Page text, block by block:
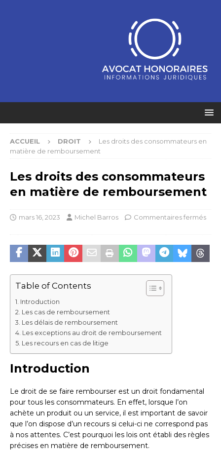
ACCUEIL DROIT
Les droits des consommateurs en
matière de remboursement
Les droits des consommateurs
en matière de remboursement
mars 16, 2023 Michel Barros Commentaires fermés
Table of Contents
Introduction
Les cas de remboursement
Les délais de remboursement
Les exceptions au droit de remboursement
Les recours en cas de litige
Introduction
Le droit de se faire rembourser est un droit fondamental
pour tous les consommateurs. En effet, lorsque l’on
achète un produit ou un service, il est important de savoir
que l’on dispose d’un recours si celui-ci ne correspond pas
à nos attentes. C’est pourquoi les lois ont établi des règles
précises en matière de remboursement.